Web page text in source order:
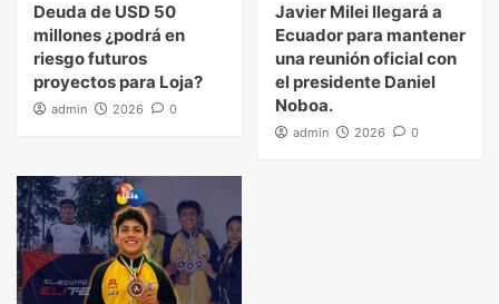
Deuda de USD 50
millones ¿podrá en
riesgo futuros
proyectos para Loja?
admin 2026 0
Javier Milei llegará a
Ecuador para mantener
una reunión oficial con
el presidente Daniel
Noboa.
admin 2026 0